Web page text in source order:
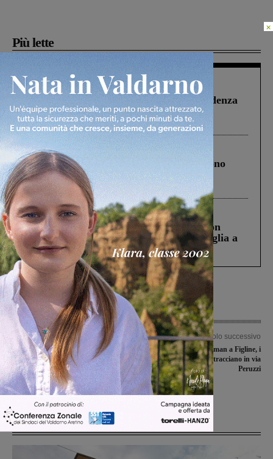
Più lette
Figline Incisa Valdarno 1 Agosto 2026
Piscina di Figline finanziata oltre la scadenza
Pnrr, il gruppo di Fratelli d’Italia: “Un
ringraziamento al Governo”
Cronaca 4 Agosto 2026
Un anno fa la strage in A1 in cui morirono
Gianni, Giulia e Franco. Lo schianto, il
processo, lo stop ai sorpassi fra tir....
Cronaca 3 Agosto 2026
Scomparso da una struttura di Castiglion
Fiorentino l’uomo che aveva ucciso la figlia a
Levane nel 2020
Articolo precedente
Sentenza ‘cartelle ritoccate’ al
Monoblocco, parla il dottor Ciari:
“Finalmente giustizia è fatta. Ma in
questo processo la Asl ha speso soldi
pubblici”
Articolo successivo
Ruba un pullman a Figline, i
carabinieri lo rintracciano in via
Peruzzi
Ultime Notizie
×